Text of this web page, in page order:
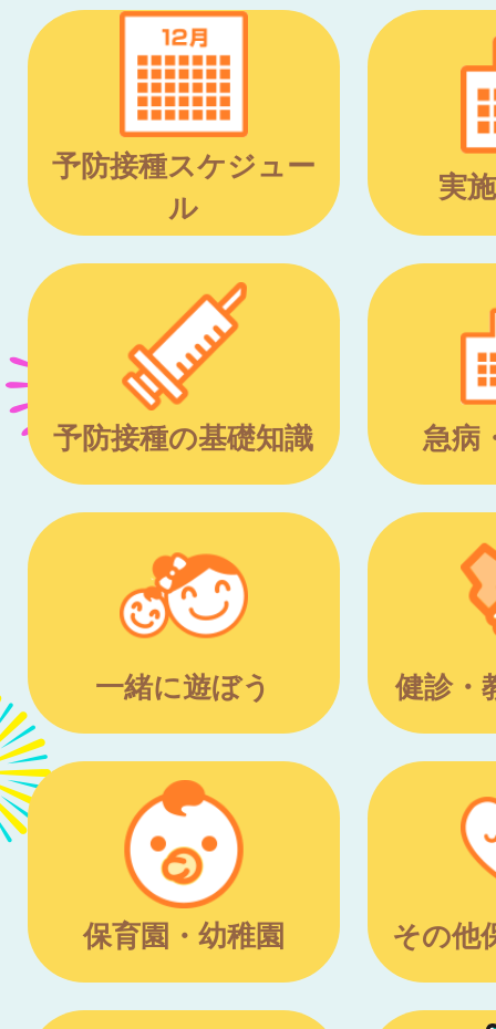
予防接種スケジュー
ル
実
予防接種の基礎知識 急病
一緒に遊ぼう 健診・
保育園・幼稚園 その他